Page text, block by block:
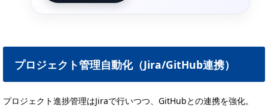
プロジェクト管理自動化（Jira/GitHub連携）
プロジェクト進捗管理はJiraで行いつつ、GitHubとの連携を強化。